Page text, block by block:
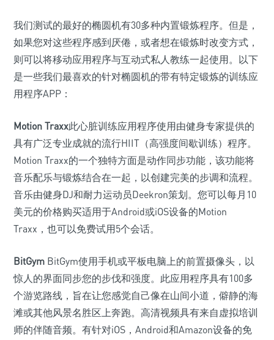
我们测试的最好的椭圆机有30多种内置锻炼程序。但是，
如果您对这些程序感到厌倦，或者想在锻炼时改变方式，
则可以将移动应用程序与互动式私人教练一起使用。以下
是一些我们最喜欢的针对椭圆机的带有特定锻炼的训练应
用程序APP：
Motion Traxx此心脏训练应用程序使用由健身专家提供的
具有广泛专业成就的流行HIIT（高强度间歇训练）程序。
Motion Traxx的一个独特方面是动作同步功能，该功能将
音乐配乐与锻炼结合在一起，以创建完美的步调和流程。
音乐由健身DJ和耐力运动员Deekron策划。您可以每月10
美元的价格购买适用于Android或iOS设备的Motion
Traxx，也可以免费试用5个会话。
BitGym BitGym使用手机或平板电脑上的前置摄像头，以
惊人的界面同步您的步伐和强度。此应用程序具有100多
个游览路线，旨在让您感觉自己像在山间小道，僻静的海
滩或其他风景名胜区上奔跑。高清视频具有来自虚拟培训
师的伴随音频。有针对iOS，Android和Amazon设备的免